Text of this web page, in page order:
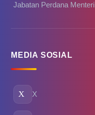
Jabatan Perdana Menteri
MEDIA SOSIAL
X